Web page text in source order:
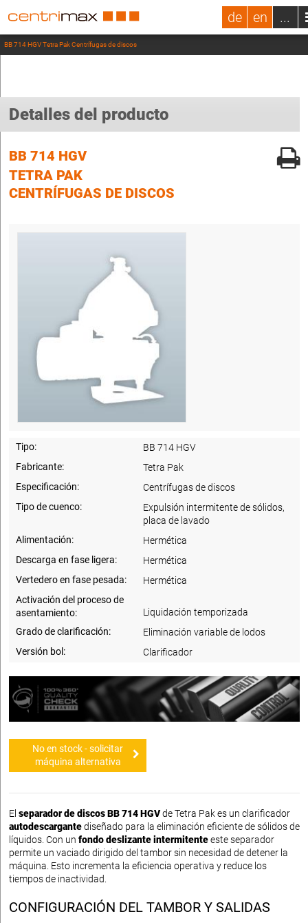
de en ...
BB 714 HGV Tetra Pak Centrífugas de discos
Detalles del producto
BB 714 HGV
TETRA PAK
CENTRÍFUGAS DE DISCOS
Tipo:
BB 714 HGV
Fabricante:
Tetra Pak
Especificación:
Centrífugas de discos
Tipo de cuenco:
Expulsión intermitente de sólidos,
placa de lavado
Alimentación:
Hermética
Descarga en fase ligera:
Hermética
Vertedero en fase pesada:
Hermética
Activación del proceso de
asentamiento:
Liquidación temporizada
Grado de clarificación:
Eliminación variable de lodos
Versión bol:
Clarificador
No en stock - solicitar
máquina alternativa
El separador de discos BB 714 HGVde Tetra Pak es un clarificador
autodescargantediseñado para la eliminación eficiente de sólidos de
líquidos. Con un fondo deslizante intermitenteeste separador
permite un vaciado dirigido del tambor sin necesidad de detener la
máquina. Esto incrementa la eficiencia operativa y reduce los
tiempos de inactividad.
CONFIGURACIÓN DEL TAMBOR Y SALIDAS